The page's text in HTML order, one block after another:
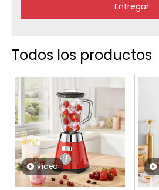
Entregar
Todos los productos
vídeo